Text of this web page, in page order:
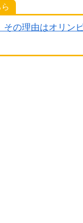
の理由はオリン